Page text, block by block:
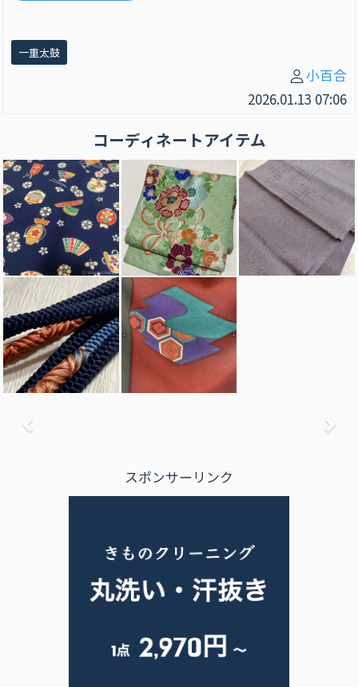
一重太鼓
小百合
2026.01.13 07:06
コーディネートアイテム
スポンサーリンク